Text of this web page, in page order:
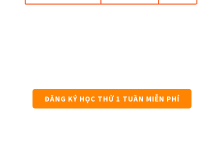
ĐĂNG KÝ HỌC THỬ 1 TUẦN MIỄN PHÍ